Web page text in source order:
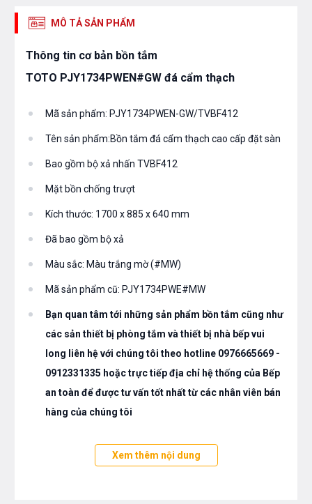
MÔ TẢ SẢN PHẨM
Thông tin cơ bản bồn tắm
TOTO PJY1734PWEN#GW đá cẩm thạch
Mã sản phẩm: PJY1734PWEN-GW/TVBF412
Tên sản phẩm:Bồn tắm đá cẩm thạch cao cấp đặt sàn
Bao gồm bộ xả nhấn TVBF412
Mặt bồn chống trượt
Kích thước: 1700 x 885 x 640 mm
Đã bao gồm bộ xả
Màu sắc: Màu trắng mờ (#MW)
Mã sản phẩm cũ: PJY1734PWE#MW
Bạn quan tâm tới những sản phẩm bồn tắm cũng như
các sản thiết bị phòng tắm và thiết bị nhà bếp vui
long liên hệ với chúng tôi theo hotline 0976665669 -
0912331335 hoặc trực tiếp địa chỉ hệ thống của Bếp
an toàn để được tư vấn tốt nhất từ các nhân viên bán
hàng của chúng tôi
Xem thêm nội dung